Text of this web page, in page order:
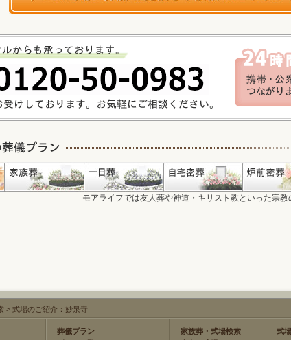
モアライフでは友人葬や神道・キリスト教といった宗教
> 式場のご紹介：妙泉寺
葬儀プラン
家族葬・式場検索
式